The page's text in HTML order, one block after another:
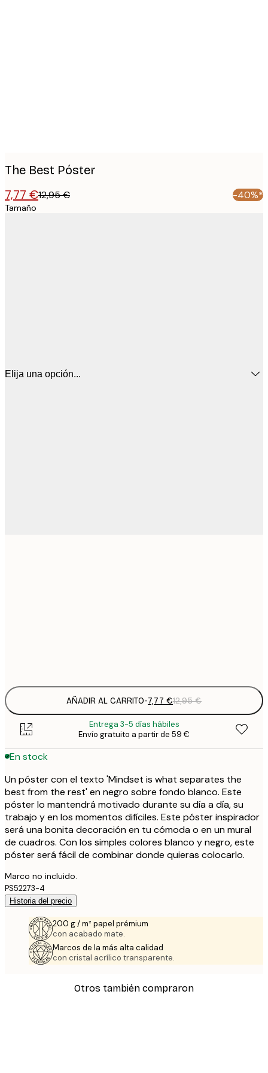
The Best Póster
7,77 €12,95 € -40%*
Tamaño
Elija una opción...
AÑADIR AL CARRITO-7,77 €12,95 €
Entrega 3-5 días hábiles
Envío gratuito a partir de 59 €
En stock
Un póster con el texto 'Mindset is what separates the
best from the rest' en negro sobre fondo blanco. Este
póster lo mantendrá motivado durante su día a día, su
trabajo y en los momentos difíciles. Este póster inspirador
será una bonita decoración en tu cómoda o en un mural
de cuadros. Con los simples colores blanco y negro, este
póster será fácil de combinar donde quieras colocarlo.
Marco no incluido.
PS52273-4
Historia del precio
200 g / m² papel prémium
con acabado mate.
Marcos de la más alta calidad
con cristal acrílico transparente.
Otros también compraron